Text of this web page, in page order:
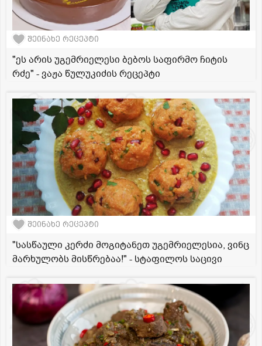
შეინახე რეცეპტი
"ეს არის უგემრიელესი ბებოს საფირმო ჩიტის
რძე" - ვაჟა წულუკიძის რეცეპტი
შეინახე რეცეპტი
"სასწაული კერძი მოგიტანეთ უგემრიელესია, ვინც
მარხულობს მისწრებაა!" - სტაფილოს საცივი